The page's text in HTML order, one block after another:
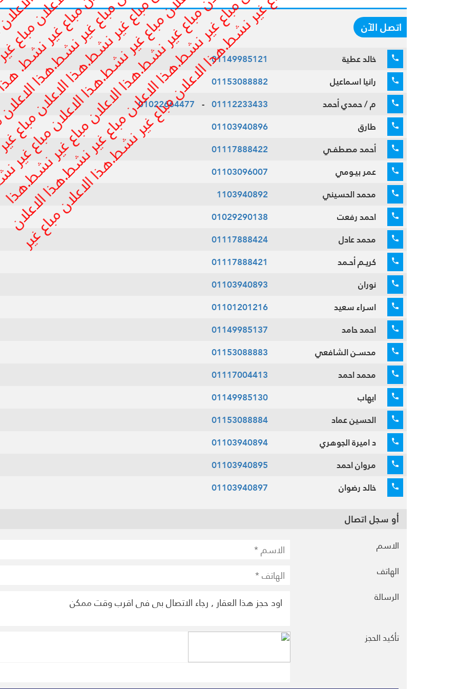
اتصل الآن
خالد عطية
01149985121
رانيا اسماعيل
01153088882
م / حمدي أحمد
01112233433
-
01022664477
طارق
01103940896
أحمد مصطفـي
01117888422
عمر بيـومي
01103096007
محمد الحسيني
1103940892
احمد رفعت
01029290138
محمد عادل
01117888424
كريـم أحـمد
01117888421
نوران
01103940893
اسراء سعيد
01101201216
احمد حامد
01149985137
محسـن الشافعي
01153088883
محمد احمد
01117004413
ايهاب
01149985130
الحسين عماد
01153088884
د اميرة الجوهري
01103940894
مروان احمد
01103940895
خالد رضوان
01103940897
أو سجل اتصال
الاسم
الهاتف
الرسالة
تأكيد الحجز